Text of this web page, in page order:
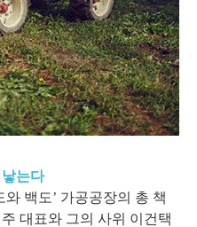
는다
백도’ 가공공장의 총 책
대표와 그의 사위 이건택